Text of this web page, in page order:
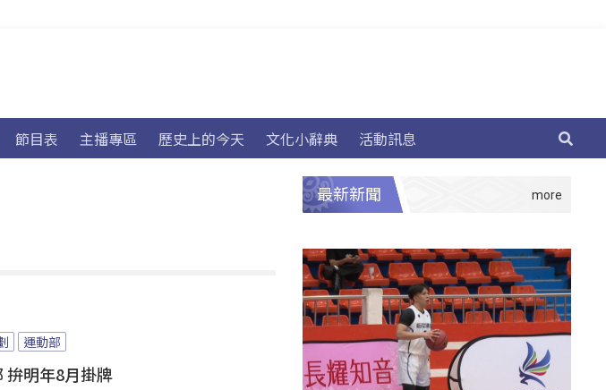
節目表 主播專區 歷史上的今天 文化小辭典 活動訊息
運動部
拚明年8月掛牌
最新新聞